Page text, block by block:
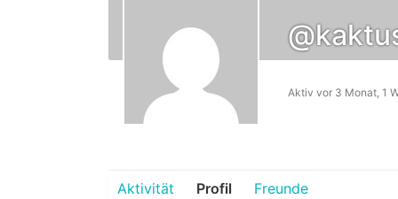
Aktiv vor 3 Monat, 1
Aktivität Profil Freunde